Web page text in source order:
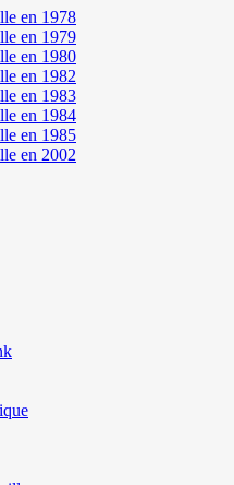
en 1978
en 1979
en 1980
en 1982
en 1983
en 1984
en 1985
en 2002